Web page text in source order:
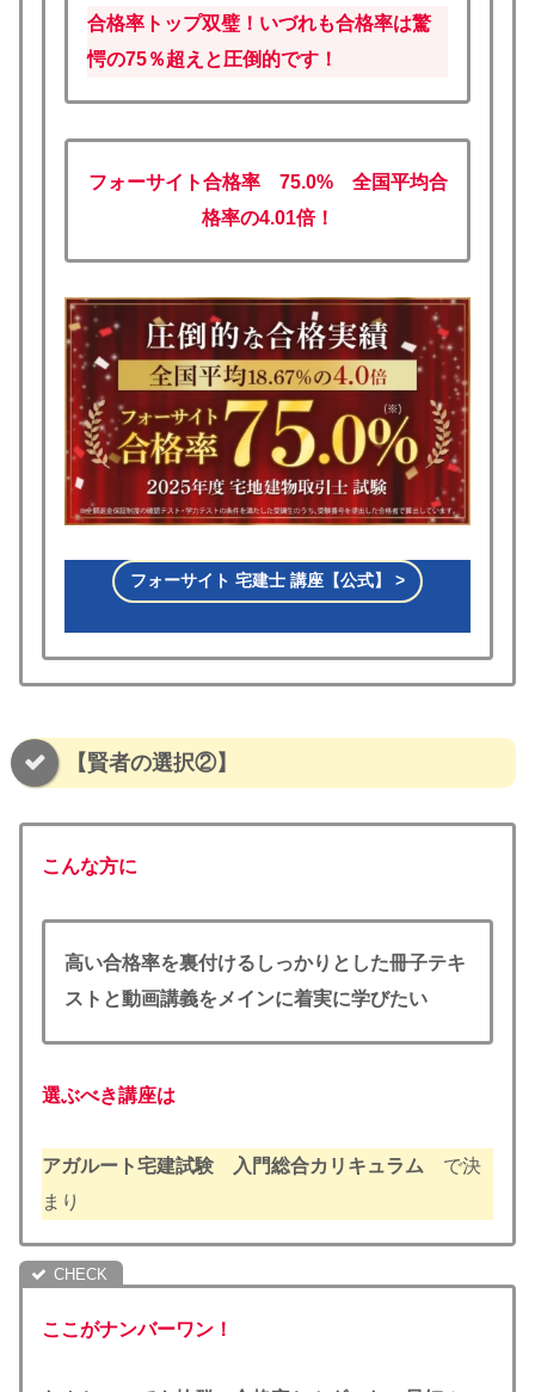
合格率トップ双璧！いづれも合格率は驚
愕の75％超えと圧倒的です！
フォーサイト合格率 75.0% 全国平均合
格率の4.01倍！
フォーサイト 宅建士 講座【公式】 >
【賢者の選択②】
こんな方に
高い合格率を裏付けるしっかりとした冊子テキ
ストと動画講義をメインに着実に学びたい
選ぶべき講座は
アガルート宅建試験 入門総合カリキュラム で決
まり
ここがナンバーワン！